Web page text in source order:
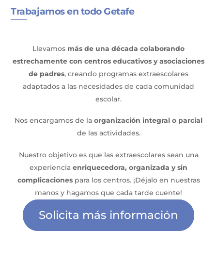
Trabajamos en todo Getafe
Llevamos más de una década colaborando
estrechamente con centros educativos y asociaciones
de padres, creando programas extraescolares
adaptados a las necesidades de cada comunidad
escolar.
Nos encargamos de la organización integral o parcial
de las actividades.
Nuestro objetivo es que las extraescolares sean una
experiencia enriquecedora, organizada y sin
complicacionespara los centros. ¡Déjalo en nuestras
manos y hagamos que cada tarde cuente!
Solicita más información